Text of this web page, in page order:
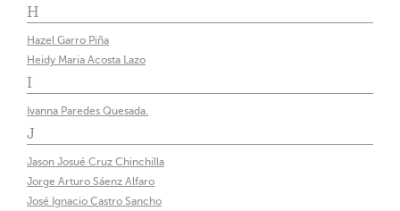
H
Hazel Garro Piña
Heidy Maria Acosta Lazo
I
Ivanna Paredes Quesada.
J
Jason Josué Cruz Chinchilla
Jorge Arturo Sáenz Alfaro
José Ignacio Castro Sancho